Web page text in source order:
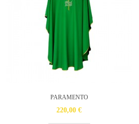
PARAMENTO
220,00 €